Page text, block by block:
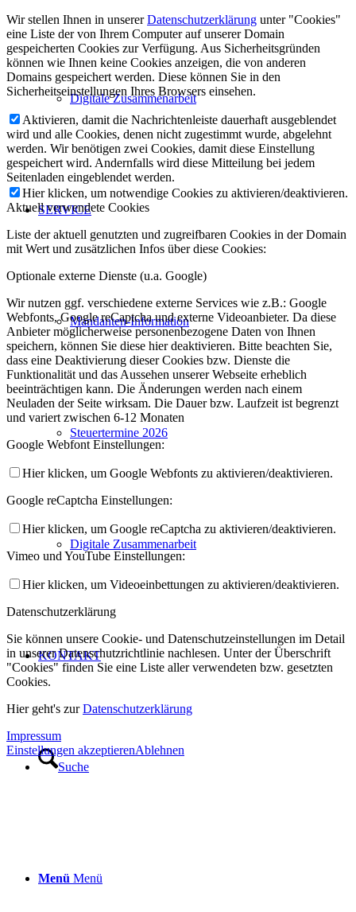
Digitale Zusammenarbeit
SERVICE
Mandanten-Information
Steuertermine 2026
Digitale Zusammenarbeit
KONTAKT
Suche
Menü Menü
Wir stellen Ihnen in unsererDatenschutzerklärung unter "Cookies"
eine Liste der von Ihrem Computer auf unserer Domain
gespeicherten Cookies zur Verfügung. Aus Sicherheitsgründen
können wie Ihnen keine Cookies anzeigen, die von anderen
Domains gespeichert werden. Diese können Sie in den
Sicherheitseinstellungen Ihres Browsers einsehen.
Aktivieren, damit die Nachrichtenleiste dauerhaft ausgeblendet
wird und alle Cookies, denen nicht zugestimmt wurde, abgelehnt
werden. Wir benötigen zwei Cookies, damit diese Einstellung
gespeichert wird. Andernfalls wird diese Mitteilung bei jedem
Seitenladen eingeblendet werden.
Hier klicken, um notwendige Cookies zu aktivieren/deaktivieren.
Aktuell verwendete Cookies
Liste der aktuell genutzten und zugreifbaren Cookies in der Domain
mit Wert und zusätzlichen Infos über diese Cookies:
Optionale externe Dienste (u.a. Google)
Wir nutzen ggf. verschiedene externe Services wie z.B.: Google
Webfonts, Google reCaptcha und externe Videoanbieter. Da diese
Anbieter möglicherweise personenbezogene Daten von Ihnen
speichern, können Sie diese hier deaktivieren. Bitte beachten Sie,
dass eine Deaktivierung dieser Cookies bzw. Dienste die
Funktionalität und das Aussehen unserer Webseite erheblich
beeinträchtigen kann. Die Änderungen werden nach einem
Neuladen der Seite wirksam. Die Dauer bzw. Laufzeit ist begrenzt
und variert zwischen 6-12 Monaten
Google Webfont Einstellungen:
Hier klicken, um Google Webfonts zu aktivieren/deaktivieren.
Google reCaptcha Einstellungen:
Hier klicken, um Google reCaptcha zu aktivieren/deaktivieren.
Vimeo und YouTube Einstellungen:
Hier klicken, um Videoeinbettungen zu aktivieren/deaktivieren.
Datenschutzerklärung
Sie können unsere Cookie- und Datenschutzeinstellungen im Detail
in unserer Datenschutzrichtlinie nachlesen. Unter der Überschrift
"Cookies" finden Sie eine Liste aller verwendeten bzw. gesetzten
Cookies.
Hier geht's zurDatenschutzerklärung
Impressum
Einstellungen akzeptierenAblehnen